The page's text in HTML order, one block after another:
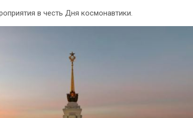
в честь Дня космонавтики.